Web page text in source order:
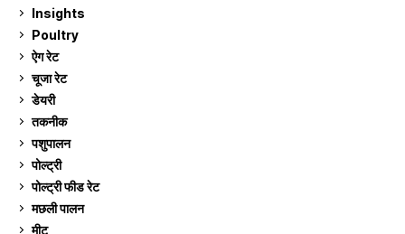
Insights
Poultry
ऐग रेट
चूजा रेट
डेयरी
तकनीक
पशुपालन
पोल्ट्री
पोल्ट्री फीड रेट
मछली पालन
मीट